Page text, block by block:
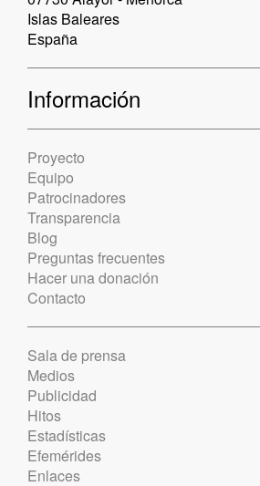
Islas Baleares
España
Información
Proyecto
Equipo
Patrocinadores
Transparencia
Blog
Preguntas frecuentes
Hacer una donación
Contacto
Sala de prensa
Medios
Publicidad
Hitos
Estadísticas
Efemérides
Enlaces